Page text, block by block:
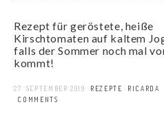
Rezept für geröstete, heiße
Kirschtomaten auf kaltem
falls der Sommer noch mal
kommt!
27. SEPTEMBER 2019 REZEPTE
RICARDA
3 COMMENTS